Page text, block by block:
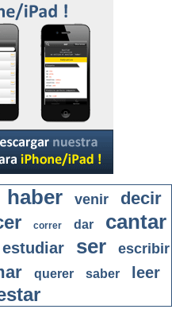
haber venir
decir
correr dar cantar
estudiar ser escribir
querer saber leer